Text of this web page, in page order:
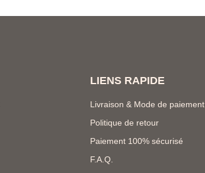
LIENS RAPIDE
Livraison & Mode de paiement
Politique de retour
Paiement 100% sécurisé
F.A.Q.